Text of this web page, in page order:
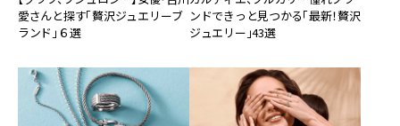
愛さんと探す「贅沢ジュエリーブ
ランド」６選
ンドできっと見つかる「最新！贅沢
ジュエリー」43選